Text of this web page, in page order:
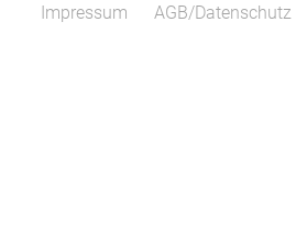
Impressum AGB/Datenschutz